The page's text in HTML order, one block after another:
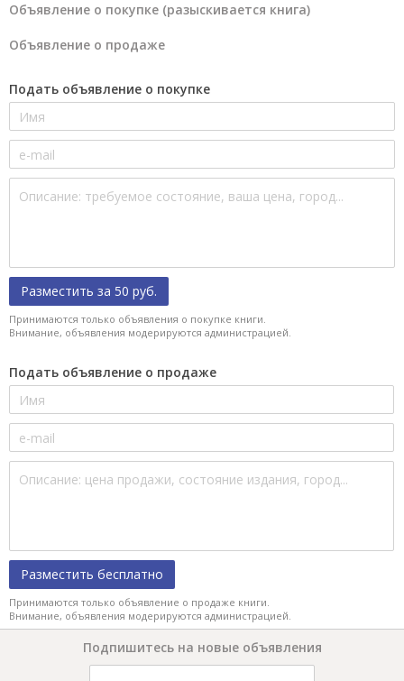
Объявление о покупке (разыскивается книга)
Объявление о продаже
Подать объявление о покупке
Разместить за 50 руб.
Принимаются только объявления о покупке книги.
Внимание, объявления модерируются администрацией.
Подать объявление о продаже
Разместить бесплатно
Принимаются только объявление о продаже книги.
Внимание, объявления модерируются администрацией.
Подпишитесь на новые объявления